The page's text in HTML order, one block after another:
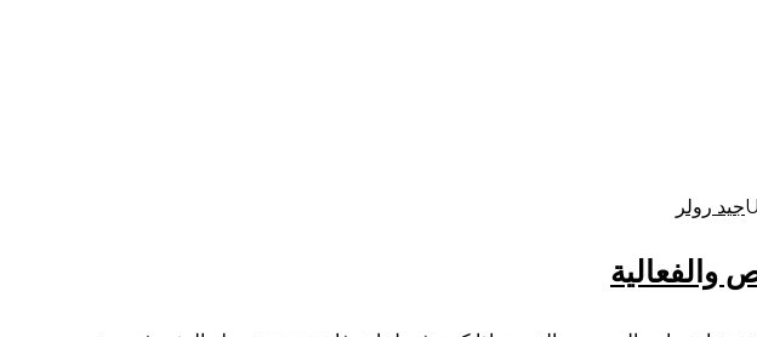
جيد رولر
والفعالية